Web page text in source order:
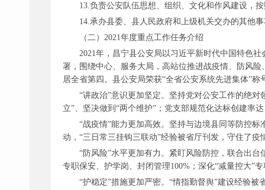
13.负责公安队伍思想、组织、文化和作风建设，
14.承办县委、县人民政府和上级机关交办的其他
（二） 2021年度重点工作任务介绍
2021年，昌宁县公安局以习近平新时代中国特色
署，围绕中心、服务大局，高站位推进战疫情、防风
居全省第四。县公安局荣获“全省公安系统先进集体”
“讲政治”意识更加坚定。坚持党对公安工作的绝
立”、坚决做到“两个维护”；党支部规范化达标创建率
“战疫情”能力更加高效。坚持与边境县同等防控
动，“三日常三挂钩三联动”经验被省厅刊发，守住了疫
“防风险”水平更加有力。紧盯风险防控，联合出
专职保安、护学岗、封闭管理100%；深化“减量控大”
“护稳定”措施更加严密。“情指勤督舆”建设经验